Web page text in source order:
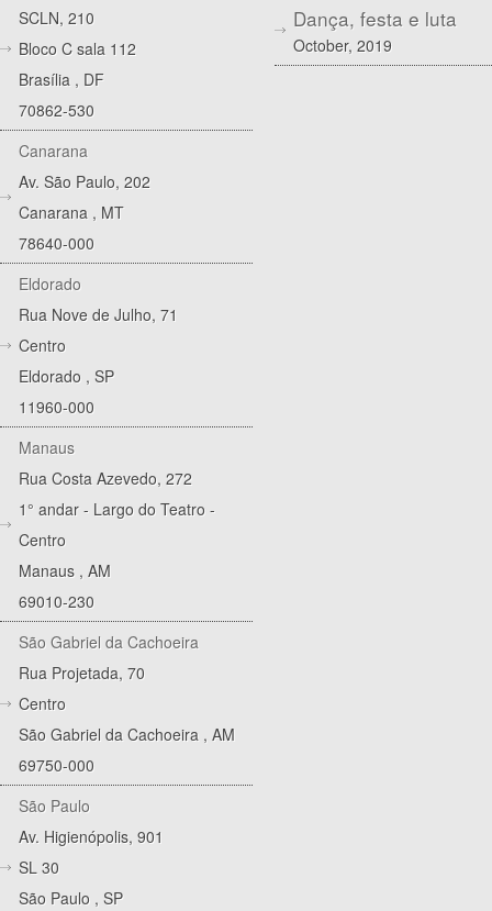
SCLN, 210
Bloco C sala 112
Brasília , DF
70862-530
Canarana
Av. São Paulo, 202
Canarana , MT
78640-000
Eldorado
Rua Nove de Julho, 71
Centro
Eldorado , SP
11960-000
Manaus
Rua Costa Azevedo, 272
1° andar - Largo do Teatro -
Centro
Manaus , AM
69010-230
São Gabriel da Cachoeira
Rua Projetada, 70
Centro
São Gabriel da Cachoeira , AM
69750-000
São Paulo
Av. Higienópolis, 901
SL 30
São Paulo , SP
Dança, festa e luta
October, 2019